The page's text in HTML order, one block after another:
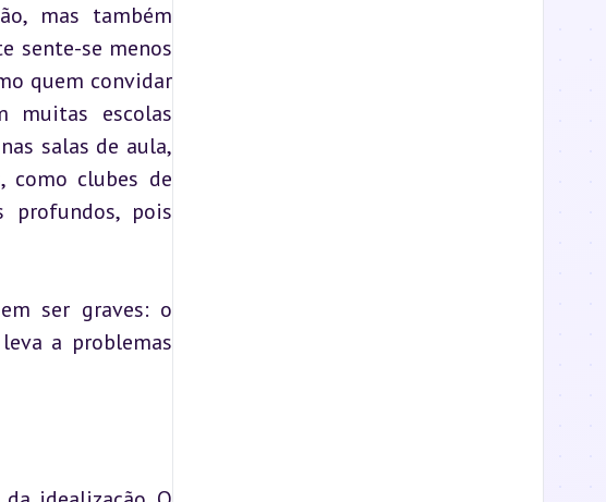
mas também
sente-se menos
quem convidar
muitas escolas
salas de aula,
como clubes de
pois
ser graves: o
a problemas